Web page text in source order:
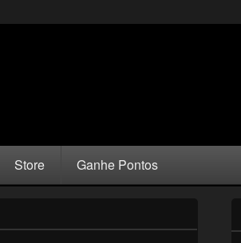
Store Ganhe Pontos